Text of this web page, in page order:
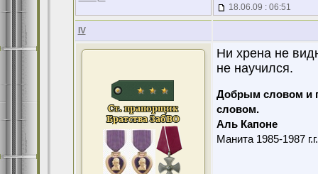
18.06.09 : 06:51
IV
Ни хрена не
не научился.
Добрым словом и
словом.
Аль Капоне
Манита 1985-1987